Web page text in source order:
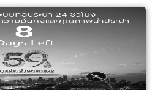
ช่วยเฝ้าระวังแรงดันน้ำ
ามคุณภาพน้ำได้อย่างต่อเนื่อง
ประปาที่มีคุณภาพอย่างสม่ำเสมอ